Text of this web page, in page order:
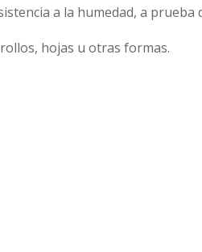
a la humedad, a
hojas u otras formas.